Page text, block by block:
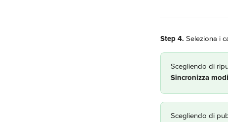
Step 4. Seleziona i
Scegliendo di
Sincronizza
Scegliendo di